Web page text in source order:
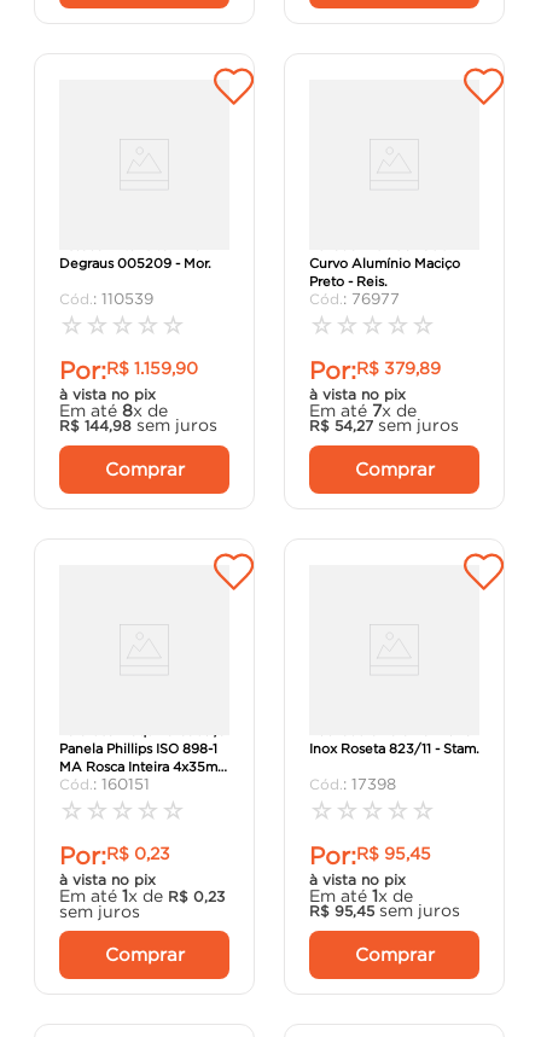
Degraus 005209 - Mor.
: 110539
☆ ☆ ☆ ☆ ☆
Por:R$ 1.159,90
à vista no pix
Em até 8x de
R$ 144,98 sem juros
Comprar
Curvo Alumínio Maciço
Preto - Reis.
: 76977
☆ ☆ ☆ ☆ ☆
Por:R$ 379,89
à vista no pix
Em até 7x de
R$ 54,27 sem juros
Comprar
Panela Phillips ISO 898-1
MA Rosca Inteira 4x35mm
Bicromatizado - Ciser.
: 160151
☆ ☆ ☆ ☆ ☆
Por:R$ 0,23
à vista no pix
Em até 1x de R$ 0,23
sem juros
Comprar
Inox Roseta 823/11 - Stam.
: 17398
☆ ☆ ☆ ☆ ☆
Por:R$ 95,45
à vista no pix
Em até 1x de
R$ 95,45 sem juros
Comprar